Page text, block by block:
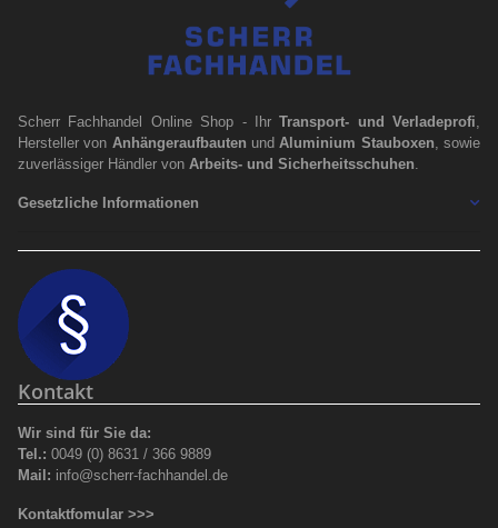
Scherr Fachhandel Online Shop - IhrTransport- und Verladeprofi,
Hersteller von Anhängeraufbauten und Aluminium Stauboxen, sowie
zuverlässiger Händler von Arbeits- und Sicherheitsschuhen.
Gesetzliche Informationen
Kontakt
Wir sind für Sie da:
Tel.: 0049 (0) 8631 / 366 9889
Mail: info@scherr-fachhandel.de
Kontaktfomular >>>